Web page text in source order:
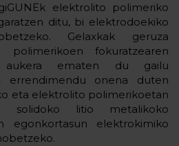
elektrolito polimeriko
ditu, bi elektrodoekiko
Gelaxkak geruza
polimerikoen fokuratzearen
aukera ematen du gailu
errendimendu onena duten
eta elektrolito polimerikoetan
solidoko litio metalikoko
egonkortasun elektrokimiko